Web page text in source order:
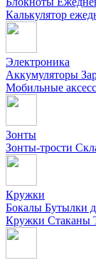
Калькулятор
Электроника
Аккумуляторы
Мобильные
Зонты
Зонты-трости
Кружки
Бокалы Бутылки
Кружки Стаканы